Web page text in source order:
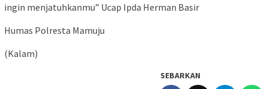
ingin menjatuhkanmu” Ucap Ipda Herman Basir
Humas Polresta Mamuju
(Kalam)
SEBARKAN